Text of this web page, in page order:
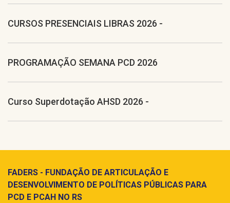
CURSOS PRESENCIAIS LIBRAS 2026 -
PROGRAMAÇÃO SEMANA PCD 2026
Curso Superdotação AHSD 2026 -
FADERS - FUNDAÇÃO DE ARTICULAÇÃO E
DESENVOLVIMENTO DE POLÍTICAS PÚBLICAS PARA
PCD E PCAH NO RS